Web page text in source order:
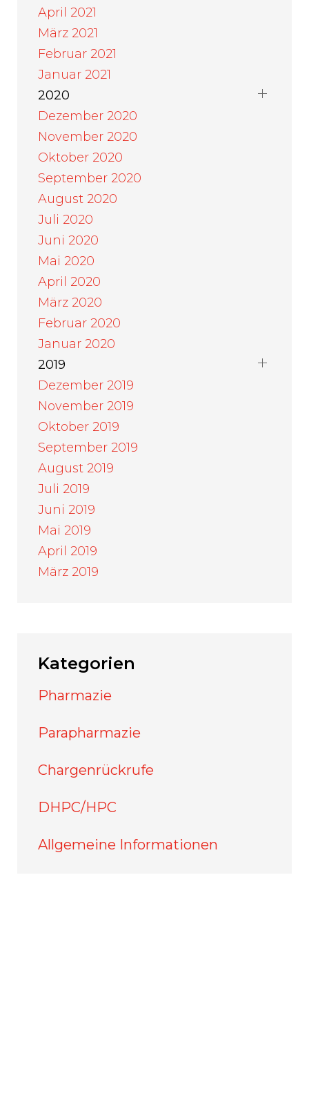
April 2021
März 2021
Februar 2021
Januar 2021
2020
Dezember 2020
November 2020
Oktober 2020
September 2020
August 2020
Juli 2020
Juni 2020
Mai 2020
April 2020
März 2020
Februar 2020
Januar 2020
2019
Dezember 2019
November 2019
Oktober 2019
September 2019
August 2019
Juli 2019
Juni 2019
Mai 2019
April 2019
März 2019
Kategorien
Pharmazie
Parapharmazie
Chargenrückrufe
DHPC/HPC
Allgemeine Informationen